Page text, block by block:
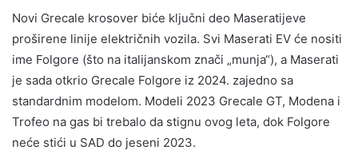
Novi Grecale krosover biće ključni deo Maseratijeve
proširene linije električnih vozila. Svi Maserati EV će nositi
ime Folgore (što na italijanskom znači „munja“), a Maserati
je sada otkrio Grecale Folgore iz 2024. zajedno sa
standardnim modelom. Modeli 2023 Grecale GT, Modena i
Trofeo na gas bi trebalo da stignu ovog leta, dok Folgore
neće stići u SAD do jeseni 2023.